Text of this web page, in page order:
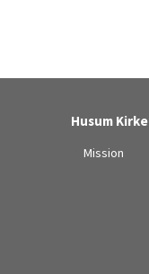
Husum Kirke
Mission